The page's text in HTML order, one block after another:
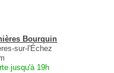
Bourquin
sur-l'Échez
jusqu'à 19h